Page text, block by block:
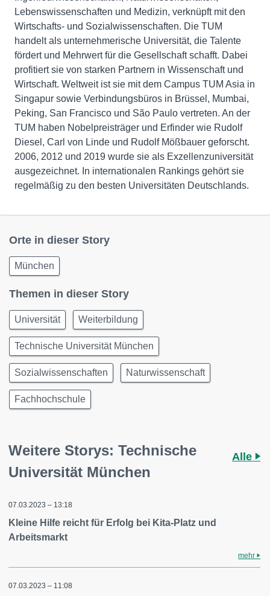
Lebenswissenschaften und Medizin, verknüpft mit den
Wirtschafts- und Sozialwissenschaften. Die TUM
handelt als unternehmerische Universität, die Talente
fördert und Mehrwert für die Gesellschaft schafft. Dabei
profitiert sie von starken Partnern in Wissenschaft und
Wirtschaft. Weltweit ist sie mit dem Campus TUM Asia in
Singapur sowie Verbindungsbüros in Brüssel, Mumbai,
Peking, San Francisco und São Paulo vertreten. An der
TUM haben Nobelpreisträger und Erfinder wie Rudolf
Diesel, Carl von Linde und Rudolf Mößbauer geforscht.
2006, 2012 und 2019 wurde sie als Exzellenzuniversität
ausgezeichnet. In internationalen Rankings gehört sie
regelmäßig zu den besten Universitäten Deutschlands.
Orte in dieser Story
München
Themen in dieser Story
Universität Weiterbildung
Technische Universität München
Sozialwissenschaften Naturwissenschaft
Fachhochschule
Weitere Storys: Technische
Universität München
Alle
07.03.2023 – 13:18
Kleine Hilfe reicht für Erfolg bei Kita-Platz und
Arbeitsmarkt
mehr
07.03.2023 – 11:08